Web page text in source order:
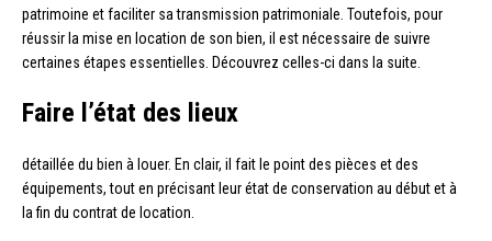
patrimoine et faciliter sa transmission patrimoniale. Toutefois, pour
réussir la mise en location de son bien, il est nécessaire de suivre
certaines étapes essentielles. Découvrez celles-ci dans la suite.
Faire l’état des lieux
détaillée du bien à louer. En clair, il fait le point des pièces et des
équipements, tout en précisant leur état de conservation au début et à
la fin du contrat de location.